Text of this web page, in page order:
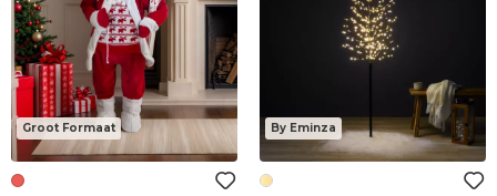
Groot Formaat By Eminza